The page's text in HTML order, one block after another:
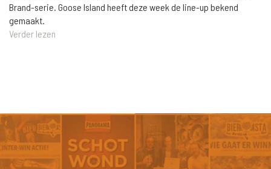
Brand-serie. Goose Island heeft deze week de line-up bekend
gemaakt.
Verder lezen